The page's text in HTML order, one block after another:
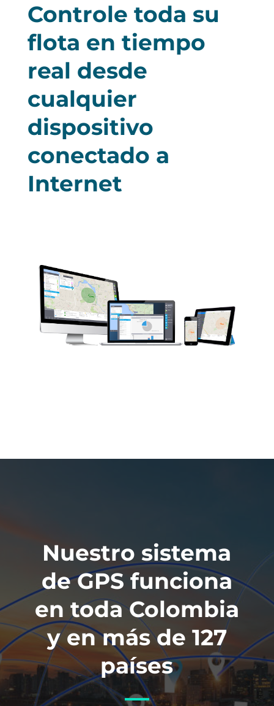
Controle toda su
flota en tiempo
real desde
cualquier
dispositivo
conectado a
Internet
Nuestro sistema
de GPS funciona
en toda Colombia
y en más de 127
países